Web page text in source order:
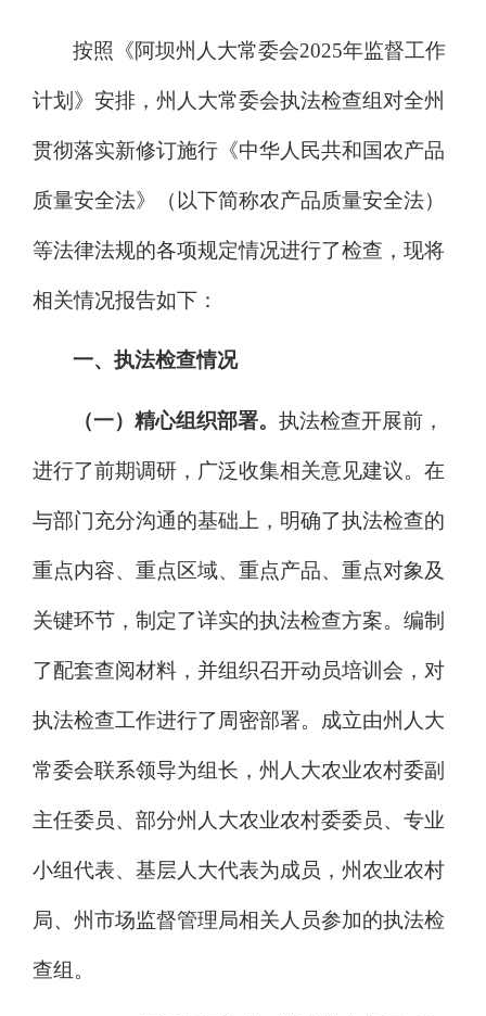
按照《阿坝州人大常委会2025年监督工作
计划》安排，州人大常委会执法检查组对全州
贯彻落实新修订施行《中华人民共和国农产品
质量安全法》 （以下简称农产品质量安全法）
等法律法规的各项规定情况进行了检查，现将
相关情况报告如下：
一、执法检查情况
（一）精心组织部署。执法检查开展前，
进行了前期调研，广泛收集相关意见建议。在
与部门充分沟通的基础上，明确了执法检查的
重点内容、重点区域、重点产品、重点对象及
关键环节，制定了详实的执法检查方案。编制
了配套查阅材料，并组织召开动员培训会，对
执法检查工作进行了周密部署。成立由州人大
常委会联系领导为组长，州人大农业农村委副
主任委员、部分州人大农业农村委委员、专业
小组代表、基层人大代表为成员，州农业农村
局、州市场监督管理局相关人员参加的执法检
查组。